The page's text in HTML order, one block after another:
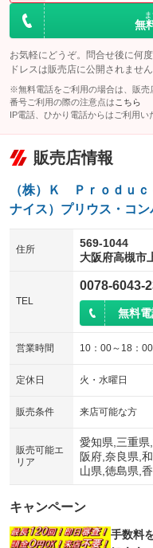
無
お気軽にどうぞ。問合せ後に何
ドレスは販売店に公開されません
※無料電話をご利用の場合は、販売
番号ご利用の際の注意点は こちら
IP電話、ひかり電話からはご利用い
販売店情報
（株）Ｋ Ｐｒｏｄｕ
ナイス）プリウス・コ
住所
569-1044
大阪府高槻市
TEL
0078-6043-
無料
営業時間 10：00～18：00
定休日 火・水曜日
販売条件 来店可能な方
販売可能エ
リア
愛知県,三重
阪府,奈良県,
山県,徳島県,
キャンペーン
手数料